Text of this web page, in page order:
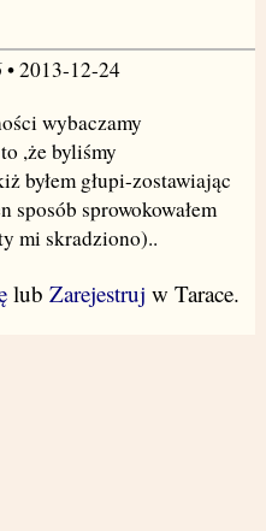
• 2013-12-24
wybaczamy
,że byliśmy
byłem głupi-zostawiając
sprowokowałem
mi skradziono)..
lub Zarejestruj w Tarace.